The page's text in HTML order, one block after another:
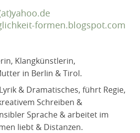
formen.blogspot.com
Klangkünstlerin,
in Berlin & Tirol.
& Dramatisches, führt Regie,
Schreiben &
Sprache & arbeitet im
liebt & Distanzen.